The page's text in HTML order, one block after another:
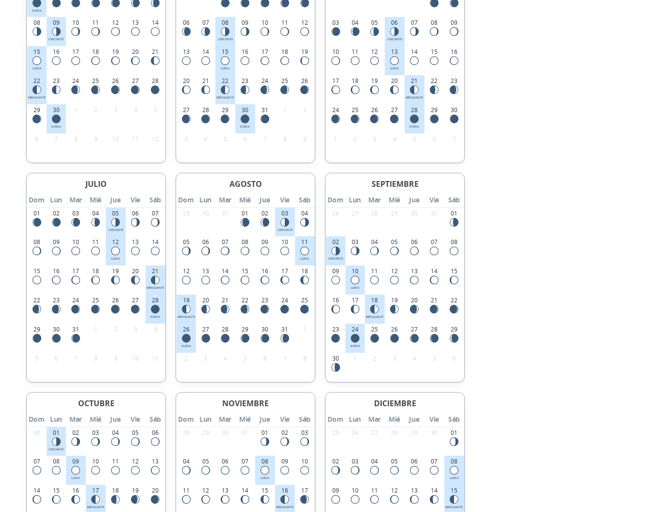
NUEVA
08 09
CRECIENTE
10 11 12 13 14
15
LLENA
16 17 18 19 20 21
22
MENGUANTE
23 24 25 26 27 28
29 30
NUEVA
1 2 3 4 5
6 7 8 9 10 11 12
06 07 08
CRECIENTE
09 10 11 12
13 14 15
LLENA
16 17 18 19
20 21 22
MENGUANTE
23 24 25 26
27 28 29 30
NUEVA
31 1 2
3 4 5 6 7 8 9
03 04 05 06
CRECIENTE
07 08 09
10 11 12 13
LLENA
14 15 16
17 18 19 20 21
MENGUANTE
22 23
24 25 26 27 28
NUEVA
29 30
1 2 3 4 5 6 7
JULIO
Dom Lun Mar Mié Jue Vie Sáb
01 02 03 04 05
CRECIENTE
06 07
08 09 10 11 12
LLENA
13 14
15 16 17 18 19 20 21
MENGUANTE
22 23 24 25 26 27 28
NUEVA
29 30 31 1 2 3 4
5 6 7 8 9 10 11
AGOSTO
Dom Lun Mar Mié Jue Vie Sáb
29 30 31 01 02 03
CRECIENTE
04
05 06 07 08 09 10 11
LLENA
12 13 14 15 16 17 18
19
MENGUANTE
20 21 22 23 24 25
26
NUEVA
27 28 29 30 31 1
2 3 4 5 6 7 8
SEPTIEMBRE
Dom Lun Mar Mié Jue Vie Sáb
26 27 28 29 30 31 01
02
CRECIENTE
03 04 05 06 07 08
09 10
LLENA
11 12 13 14 15
16 17 18
MENGUANTE
19 20 21 22
23 24
NUEVA
25 26 27 28 29
30 1 2 3 4 5 6
OCTUBRE
Dom Lun Mar Mié Jue Vie Sáb
30 01
CRECIENTE
02 03 04 05 06
07 08 09
LLENA
10 11 12 13
14 15 16 17
MENGUANTE
18 19 20
NOVIEMBRE
Dom Lun Mar Mié Jue Vie Sáb
28 29 30 31 01 02 03
04 05 06 07 08
LLENA
09 10
11 12 13 14 15 16
MENGUANTE
17
DICIEMBRE
Dom Lun Mar Mié Jue Vie Sáb
25 26 27 28 29 30 01
02 03 04 05 06 07 08
LLENA
09 10 11 12 13 14 15
MENGUANTE